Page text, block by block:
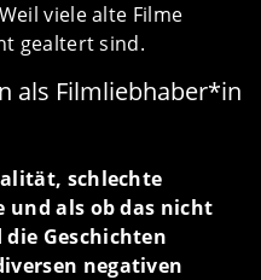
viele alte Filme
gealtert sind.
als Filmliebhaber*in
schlechte
und als ob das nicht
Geschichten
negativen